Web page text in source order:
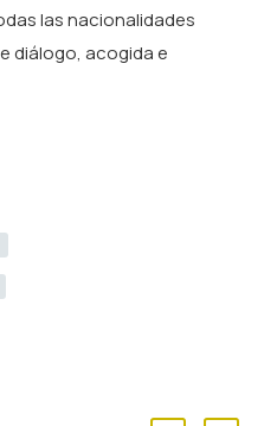
las nacionalidades
diálogo, acogida e